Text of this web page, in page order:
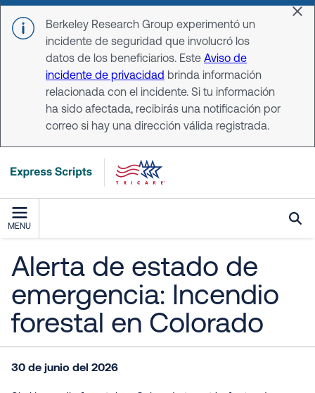
Skip to main content
Berkeley Research Group experimentó un
incidente de seguridad que involucró los
datos de los beneficiarios. Este Aviso de
incidente de privacidad brinda información
relacionada con el incidente. Si tu información
ha sido afectada, recibirás una notificación por
correo si hay una dirección válida registrada.
MENU
Alerta de estado de
emergencia: Incendio
forestal en Colorado
30 de junio del 2026